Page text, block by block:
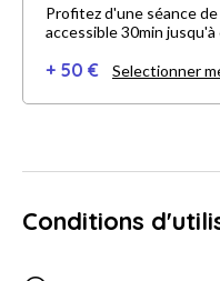
Profitez d'une séance
accessible 30min
+ 50 € Selectionner
Conditions